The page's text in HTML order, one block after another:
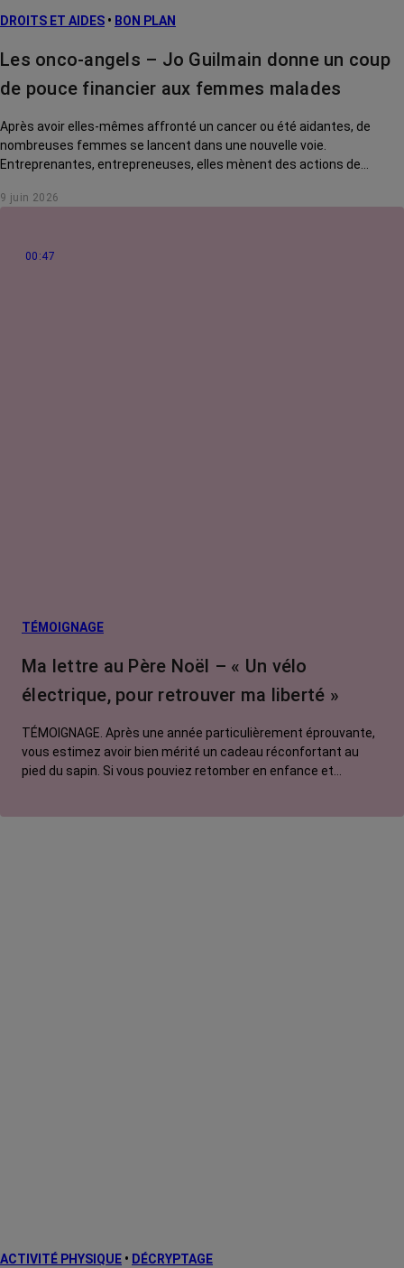
Traitements
La vie autour
DROITS ET AIDES • BON PLAN
Les onco-angels – Jo Guilmain donne un coup
de pouce financier aux femmes malades
Après avoir elles-mêmes affronté un cancer ou été aidantes, de
nombreuses femmes se lancent dans une nouvelle voie.
Entreprenantes, entrepreneuses, elles mènent des actions de
Jo Guilmain, créatrice de l'association Mes amis, mes amours.
9 juin 2026
00:47
TÉMOIGNAGE
Ma lettre au Père Noël – « Un vélo
électrique, pour retrouver ma liberté »
TÉMOIGNAGE. Après une année particulièrement éprouvante,
vous estimez avoir bien mérité un cadeau réconfortant au
pied du sapin. Si vous pouviez retomber en enfance et
ACTIVITÉ PHYSIQUE • DÉCRYPTAGE